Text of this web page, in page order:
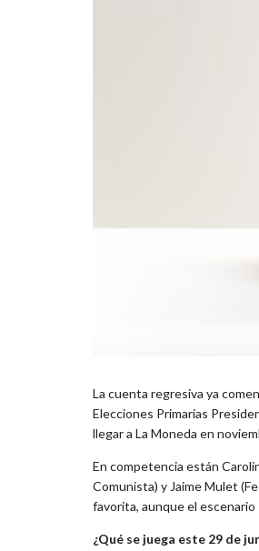
La cuenta regresiva ya
Elecciones Primarias
llegar a La Moneda en
En competencia están
Comunista) y Jaime Mulet
favorita, aunque el
¿Qué se juega este 29 de